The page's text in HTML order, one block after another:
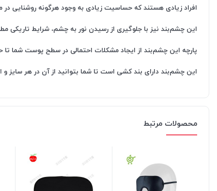
افراد زیادی هستند که حساسیت زیادی به وجود هرگونه روشنایی
این چشم‌بند نیز با جلوگیری از رسیدن نور به چشم، شرایط تاریکی
پارچه این چشم‌بند از ایجاد مشکلات احتمالی در سطح پوست شما
این چشم‌بند دارای بند کشی است تا شما بتوانید از آن در هر سایز و
محصولات مرتبط